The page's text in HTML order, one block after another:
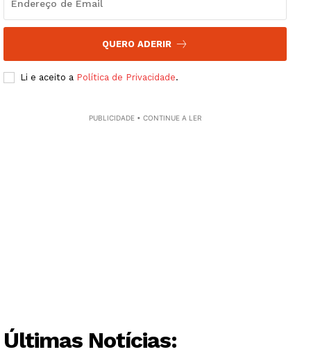
Institucional
QUERO ADERIR
Li e aceito a Política de Privacidade.
PUBLICIDADE • CONTINUE A LER
Últimas Notícias: